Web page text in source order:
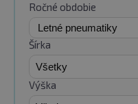
Ročné obdobie
Šírka
Výška